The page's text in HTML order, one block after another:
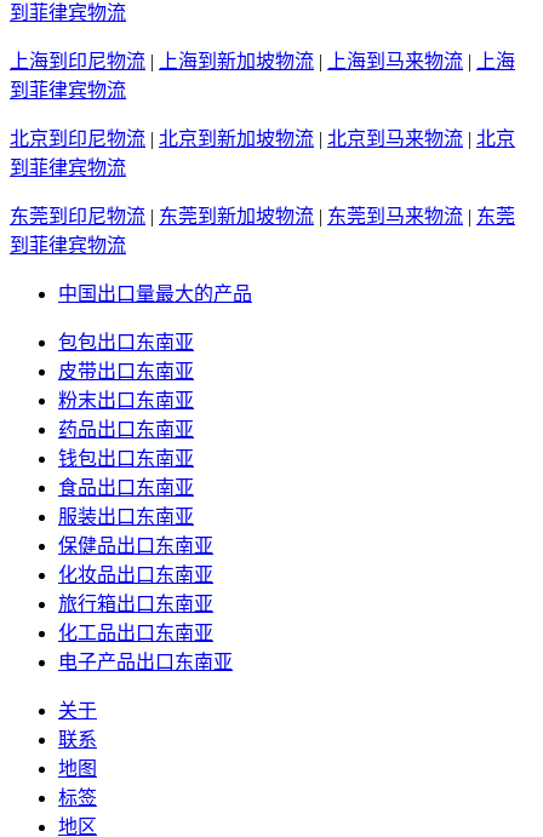
到菲律宾物流
上海到印尼物流 | 上海到新加坡物流 | 上海到马来物流 |
上海
到菲律宾物流
北京到印尼物流 | 北京到新加坡物流 | 北京到马来物流 | 北京
到菲律宾物流
东莞到印尼物流 | 东莞到新加坡物流 | 东莞到马来物流 | 东莞
到菲律宾物流
中国出口量最大的产品
包包出口东南亚
皮带出口东南亚
粉末出口东南亚
药品出口东南亚
钱包出口东南亚
食品出口东南亚
服装出口东南亚
保健品出口东南亚
化妆品出口东南亚
旅行箱出口东南亚
化工品出口东南亚
电子产品出口东南亚
关于
联系
地图
标签
地区